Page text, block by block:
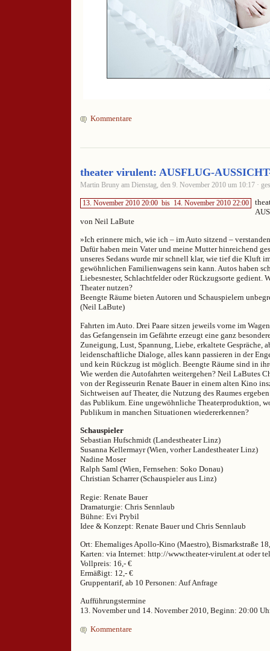
Kommentare
theater virulent: AUSFLUG-
Martin Bruny am Dienstag, den 9. November 2010 um 10:17 ·
13. November 2010 20:00 bis 14. November 2010 22:00
von Neil LaBute
»Ich erinnere mich, wie ich – im Auto sitzend –
Dafür haben mein Vater und meine Mutter hinreichend
unseres Sedans wurde mir schnell klar, wie tief die Kluft
gewöhnlichen Familienwagens sein kann. Autos haben
Liebesnester, Schlachtfelder oder Rückzugsorte gedient.
Theater nutzen?
Beengte Räume bieten Autoren und Schauspielern
(Neil LaBute)
Fahrten im Auto. Drei Paare sitzen jeweils vorne im
das Gefangensein im Gefährte erzeugt eine ganz
Zuneigung, Lust, Spannung, Liebe, erkaltete Gespräche,
leidenschaftliche Dialoge, alles kann passieren in der
und kein Rückzug ist möglich. Beengte Räume sind in
Wie werden die Autofahrten weitergehen? Neil LaButes
von der Regisseurin Renate Bauer in einem alten Kino
Sichtweisen auf Theater, die Nutzung des Raumes
das Publikum. Eine ungewöhnliche Theaterproduktion,
Publikum in manchen Situationen wiedererkennen?
Schauspieler
Sebastian Hufschmidt (Landestheater Linz)
Susanna Kellermayr (Wien, vorher Landestheater Linz)
Nadine Moser
Ralph Saml (Wien, Fernsehen: Soko Donau)
Christian Scharrer (Schauspieler aus Linz)
Regie: Renate Bauer
Dramaturgie: Chris Sennlaub
Bühne: Evi Prybil
Idee & Konzept: Renate Bauer und Chris Sennlaub
Ort: Ehemaliges Apollo-Kino (Maestro), Bismarkstraße
Karten: via Internet: http://www.theater-virulent.at oder
Vollpreis: 16,- €
Ermäßigt: 12,- €
Gruppentarif, ab 10 Personen: Auf Anfrage
Aufführungstermine
13. November und 14. November 2010, Beginn: 20:00
Kommentare